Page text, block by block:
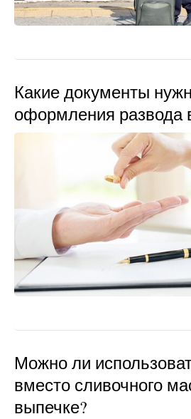
Какие документы
оформления развода
Можно ли
вместо сливочного
выпечке?